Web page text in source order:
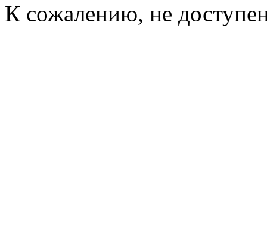
К сожалению, не